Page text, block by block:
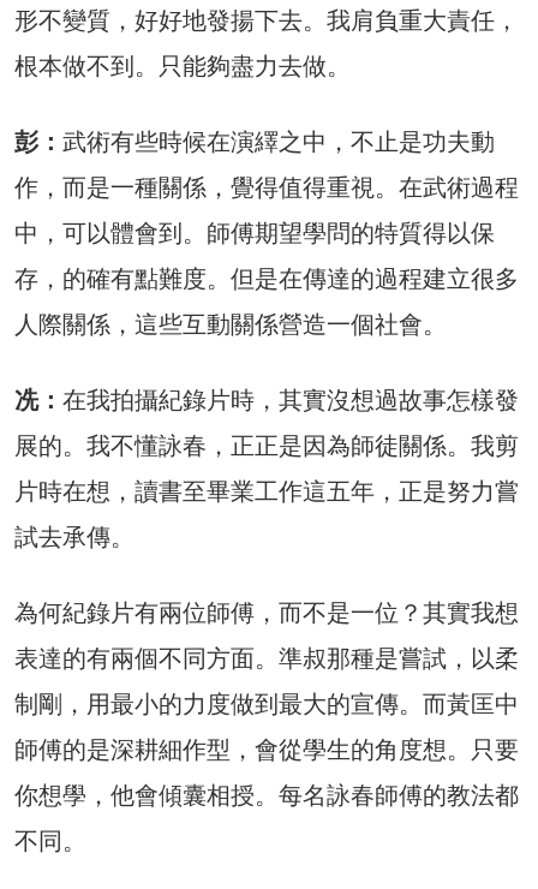
形不變質，好好地發揚下去。我肩負重大責任，
根本做不到。只能夠盡力去做。
彭： 武術有些時候在演繹之中，不止是功夫動
作，而是一種關係，覺得值得重視。在武術過程
中，可以體會到。師傅期望學問的特質得以保
存，的確有點難度。但是在傳達的過程建立很多
人際關係，這些互動關係營造一個社會。
冼： 在我拍攝紀錄片時，其實沒想過故事怎樣發
展的。我不懂詠春，正正是因為師徒關係。我剪
片時在想，讀書至畢業工作這五年，正是努力嘗
試去承傳。
為何紀錄片有兩位師傅，而不是一位？其實我想
表達的有兩個不同方面。準叔那種是嘗試，以柔
制剛，用最小的力度做到最大的宣傳。而黃匡中
師傅的是深耕細作型，會從學生的角度想。只要
你想學，他會傾囊相授。每名詠春師傅的教法都
不同。